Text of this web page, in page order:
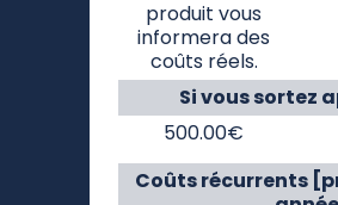
produit vous
informera des
coûts réels.
Si vous sortez
500.00€
Coûts récurrents